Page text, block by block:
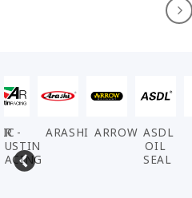
-
ARASHI ARROW
ASDL
OIL
SEAL